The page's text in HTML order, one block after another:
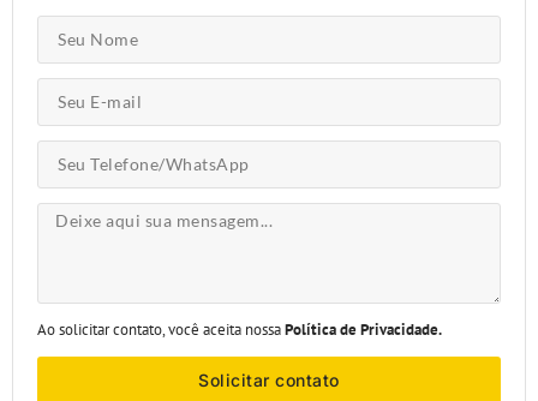
Ao solicitar contato, você aceita nossaPolítica de Privacidade.
Solicitar contato